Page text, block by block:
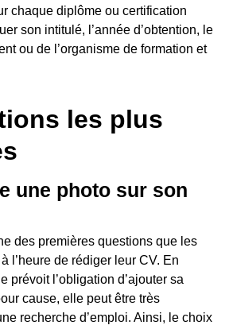
chaque diplôme ou certification
son intitulé, l’année d’obtention, le
ou de l’organisme de formation et
les plus
une photo sur son
des premières questions que les
l’heure de rédiger leur CV. En
prévoit l’obligation d’ajouter sa
cause, elle peut être très
recherche d’emploi. Ainsi, le choix